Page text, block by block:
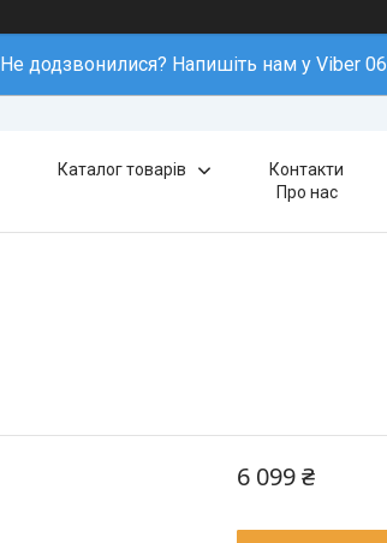
Не додзвонилися? Напишіть нам у Viber
Каталог товарів Контакти
Про нас
6 099 ₴